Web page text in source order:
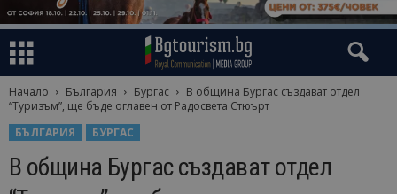
Начало България Бургас
В община Бургас създават отдел
“Туризъм”, ще бъде оглавен от Радосвета Стюърт
БЪЛГАРИЯ
БУРГАС
В община Бургас създават отдел